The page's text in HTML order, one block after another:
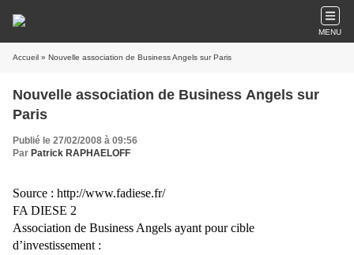
MENU
Accueil » Nouvelle association de Business Angels sur Paris
Nouvelle association de Business Angels sur
Paris
Publié le 27/02/2008 à 09:56
Par Patrick RAPHAELOFF
Source : http://www.fadiese.fr/
FA DIESE 2
Association de Business Angels ayant pour cible
d’investissement :